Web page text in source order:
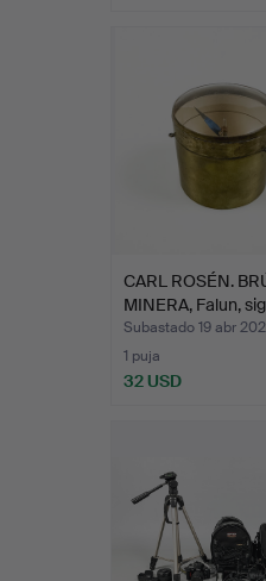
CARL ROSÉN.
MINERA, Falun,
Subastado 19 abr
1 puja
32 USD